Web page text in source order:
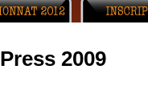
Press 2009